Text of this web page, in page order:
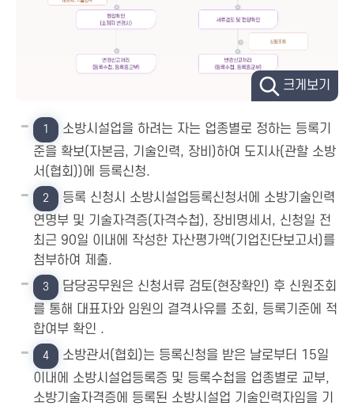
크게보기
1
소방시설업을 하려는 자는 업종별로 정하는 등록기
준을 확보(자본금, 기술인력, 장비)하여 도지사(관할 소방
서(협회))에 등록신청.
2
등록 신청시 소방시설업등록신청서에 소방기술인력
연명부 및 기술자격증(자격수첩), 장비명세서, 신청일 전
최근 90일 이내에 작성한 자산평가액(기업진단보고서)를
첨부하여 제출.
3
담당공무원은 신청서류 검토(현장확인) 후 신원조회
를 통해 대표자와 임원의 결격사유를 조회, 등록기준에 적
합여부 확인 .
4
소방관서(협회)는 등록신청을 받은 날로부터 15일
이내에 소방시설업등록증 및 등록수첩을 업종별로 교부,
소방기술자격증에 등록된 소방시설업 기술인력자임을 기